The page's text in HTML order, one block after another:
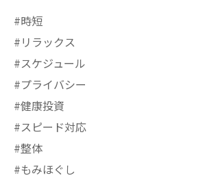
#時短
#リラックス
#スケジュール
#プライバシー
#健康投資
#スピード対応
#整体
#もみほぐし